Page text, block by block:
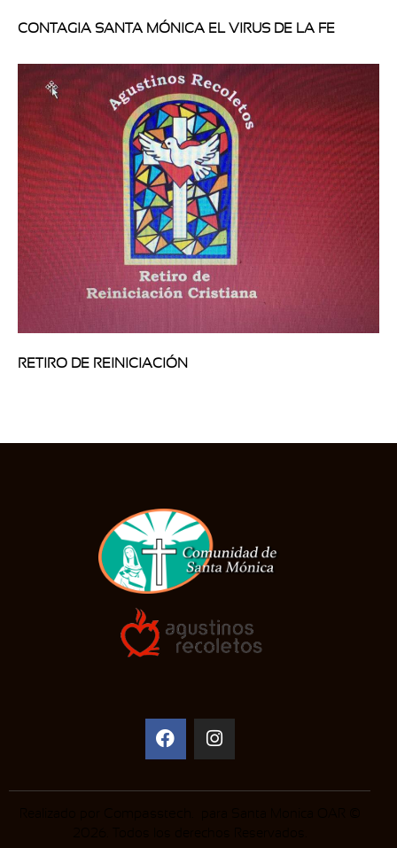
CONTAGIA SANTA MÓNICA EL VIRUS DE LA FE
RETIRO DE REINICIACIÓN